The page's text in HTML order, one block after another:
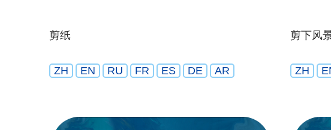
剪纸
ZH EN RU FR ES DE AR
剪下风
ZH